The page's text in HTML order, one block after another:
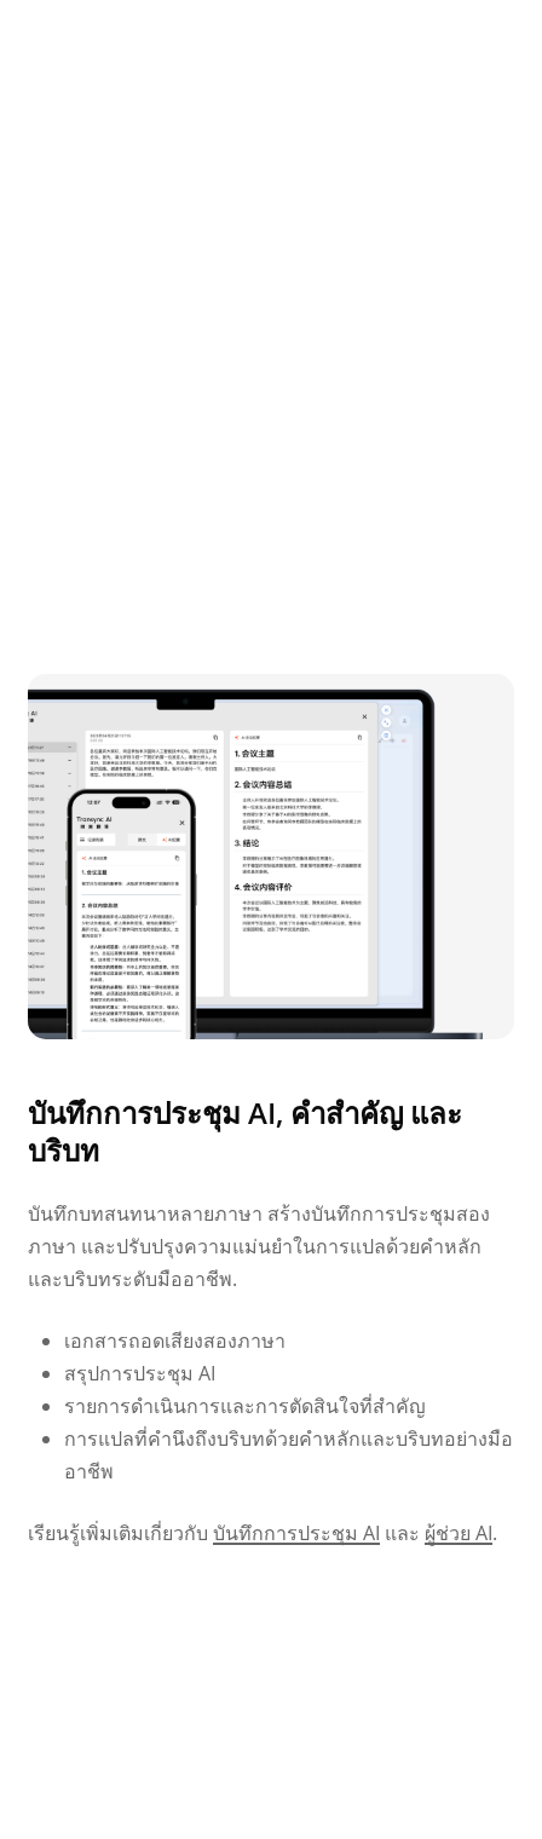
บันทึกการประชุม AI, คำสำคัญ และ
บริบท
บันทึกบทสนทนาหลายภาษา สร้างบันทึกการประชุมสอง
ภาษา และปรับปรุงความแม่นยำในการแปลด้วยคำหลัก
และบริบทระดับมืออาชีพ.
เอกสารถอดเสียงสองภาษา
สรุปการประชุม AI
รายการดำเนินการและการตัดสินใจที่สำคัญ
การแปลที่คำนึงถึงบริบทด้วยคำหลักและบริบทอย่างมือ
อาชีพ
เรียนรู้เพิ่มเติมเกี่ยวกับ บันทึกการประชุม AI และ ผู้ช่วย AI.